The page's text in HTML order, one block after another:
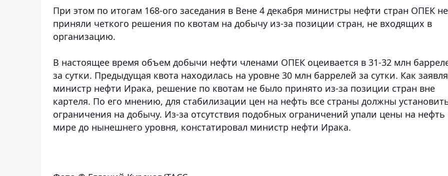
При этом по итогам 168-ого заседания в Вене 4 декабря министры нефти стран ОПЕК не
приняли четкого решения по квотам на добычу из-за позиции стран, не входящих в
организацию.
В настоящее время объем добычи нефти членами ОПЕК оцеивается в 31-32 млн
за сутки. Предыдущая квота находилась на уровне 30 млн баррелей за сутки. Как
министр нефти Ирака, решение по квотам не было принято из-за позиции стран вне
картеля. По его мнению, для стабилизации цен на нефть все страны должны
ограничения на добычу. Из-за отсутствия подобных ограничений упали цены на нефть
мире до нынешнего уровня, констатировал министр нефти Ирака.